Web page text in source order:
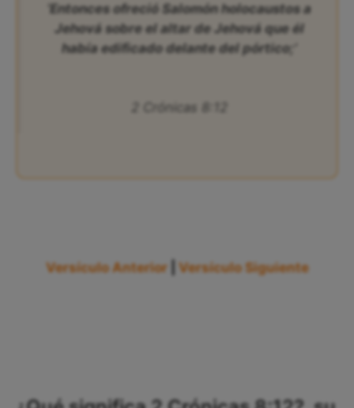
‘Entonces ofreció Salomón holocaustos a
Jehová sobre el altar de Jehová que él
había edificado delante del pórtico;’
2 Crónicas 8:12
Versículo Anterior Versículo Siguiente